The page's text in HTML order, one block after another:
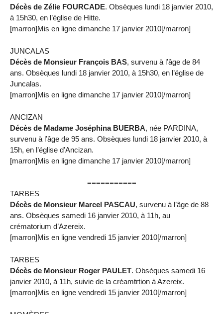
Décès de Zélie FOURCADE. Obsèques lundi 18 janvier 2010,
à 15h30, en l’église de Hitte.
[marron]Mis en ligne dimanche 17 janvier 2010[/marron]
JUNCALAS
Décès de Monsieur François BAS, survenu à l’âge de 84
ans. Obsèques lundi 18 janvier 2010, à 15h30, en l’église de
Juncalas.
[marron]Mis en ligne dimanche 17 janvier 2010[/marron]
ANCIZAN
Décès de Madame Joséphina BUERBA, née PARDINA,
survenu à l’âge de 95 ans. Obsèques lundi 18 janvier 2010, à
15h, en l’église d’Ancizan.
[marron]Mis en ligne dimanche 17 janvier 2010[/marron]
===========
TARBES
Décès de Monsieur Marcel PASCAU, survenu à l’âge de 88
ans. Obsèques samedi 16 janvier 2010, à 11h, au
crématorium d’Azereix.
[marron]Mis en ligne vendredi 15 janvier 2010[/marron]
TARBES
Décès de Monsieur Roger PAULET. Obsèques samedi 16
janvier 2010, à 11h, suivie de la créamtrtion à Azereix.
[marron]Mis en ligne vendredi 15 janvier 2010[/marron]